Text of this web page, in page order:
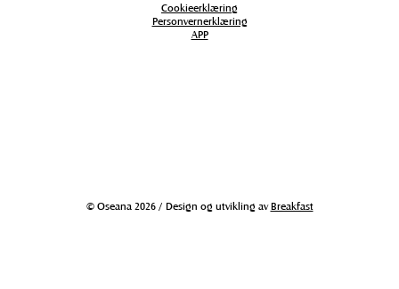
Cookieerklæring
Personvernerklæring
APP
© Oseana 2026 / Design og utvikling avBreakfast